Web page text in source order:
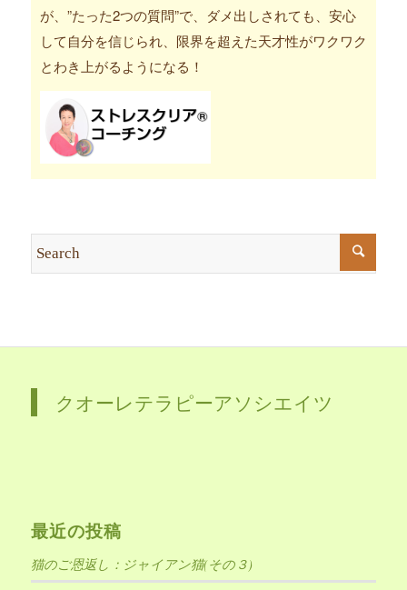
が、”たった2つの質問”で、ダメ出しされても、安心
して自分を信じられ、限界を超えた天才性がワクワク
とわき上がるようになる！
クオーレテラピーアソシエイツ
最近の投稿
猫のご恩返し：ジャイアン猫(その３)